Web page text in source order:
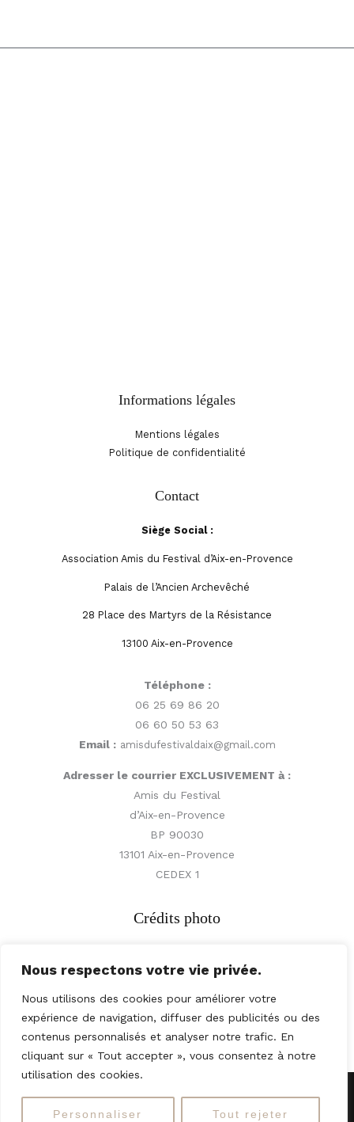
Nous respectons votre vie privée.
Nous utilisons des cookies pour améliorer votre
expérience de navigation, diffuser des publicités ou des
contenus personnalisés et analyser notre trafic. En
cliquant sur « Tout accepter », vous consentez à notre
utilisation des cookies.
Personnaliser Tout rejeter
Informations légales
Mentions légales
Politique de confidentialité
Contact
Siège Social :
Association Amis du Festival d’Aix-en-Provence
Palais de l’Ancien Archevêché
28 Place des Martyrs de la Résistance
13100 Aix-en-Provence
Téléphone :
06 25 69 86 20
06 60 50 53 63
Email : amisdufestivaldaix@gmail.com
Adresser le courrier EXCLUSIVEMENT à :
Amis du Festival
d’Aix-en-Provence
BP 90030
13101 Aix-en-Provence
CEDEX 1
Crédits photo
© Vincent Beaume,
© Paul Meissonnier,
© Jean-Claude Langain
Copyright © 2026 Amis du Festival d’Aix